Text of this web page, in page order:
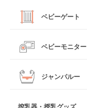
マットレス・布団
ベビーベッドその他
チャイルドシートその
他
ロッキングタイプ
ヒップシート
抱っこ紐その他
ベビーゲート
すべて
ベビーモニター
ジャンパルー